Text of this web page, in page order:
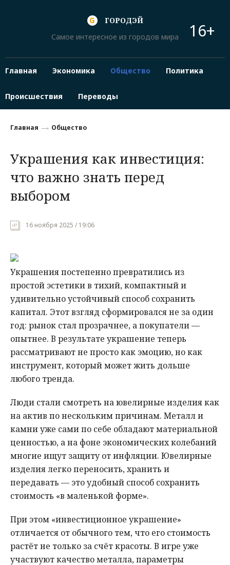
ГОРОДЭЙ
Самое интересное из городов мира
16+
Главная Экономика Общество Политика
Происшествия Переводы
Главная Общество
Украшения как инвестиция:
что важно знать перед
выбором
16 ноября 2025 / 19:06
Украшения постепенно превратились из
простой эстетики в тихий, компактный и
удивительно устойчивый способ сохранить
капитал. Этот взгляд сформировался не за один
год: рынок стал прозрачнее, а покупатели —
опытнее. В результате украшение теперь
рассматривают не просто как эмоцию, но как
инструмент, который может жить дольше
любого тренда.
Люди стали смотреть на ювелирные изделия как
на актив по нескольким причинам. Металл и
камни уже сами по себе обладают материальной
ценностью, а на фоне экономических колебаний
многие ищут защиту от инфляции. Ювелирные
изделия легко переносить, хранить и
передавать — это удобный способ сохранить
стоимость «в маленькой форме».
При этом «инвестиционное украшение»
отличается от обычного тем, что его стоимость
растёт не только за счёт красоты. В игре уже
участвуют качество металла, параметры